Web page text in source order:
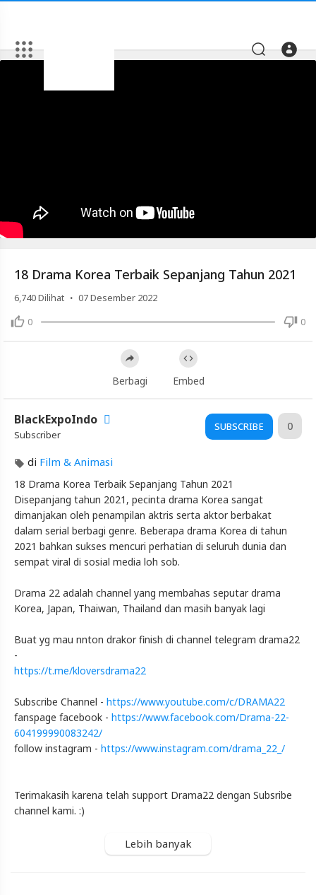
2021
Video
Drama
Korea
Terbaik
Sepanjang
Terbaru
Blackexpo
lanjut
Drama
Korea
Terbaik
Sepanjang
Tahun
2021
Platform
Berbagi
Indonesia
Published
Powered
401XD
Group
18 Drama Korea Terbaik Sepanjang Tahun 2021
0 0
6,740Dilihat · 07 Desember 2022
Berbagi Embed
BlackExpoIndo
Subscriber
SUBSCRIBE 0
di Film & Animasi
18 Drama Korea Terbaik Sepanjang Tahun 2021
Disepanjang tahun 2021, pecinta drama Korea sangat
dimanjakan oleh penampilan aktris serta aktor berbakat
dalam serial berbagi genre. Beberapa drama Korea di tahun
2021 bahkan sukses mencuri perhatian di seluruh dunia dan
sempat viral di sosial media loh sob.
Drama 22 adalah channel yang membahas seputar drama
Korea, Japan, Thaiwan, Thailand dan masih banyak lagi
Buat yg mau nnton drakor finish di channel telegram drama22
-
https://t.me/kloversdrama22
Subscribe Channel - https://www.youtube.com/c/DRAMA22
fanspage facebook - https://www.facebook.com/Drama-22-
604199990083242/
follow instagram - https://www.instagram.com/drama_22_/
Terimakasih karena telah support Drama22 dengan Subsribe
channel kami. :)
Lebih banyak